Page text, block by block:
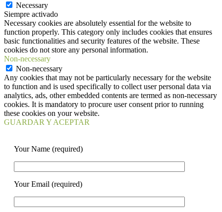
Necessary
Siempre activado
Necessary cookies are absolutely essential for the website to
function properly. This category only includes cookies that ensures
basic functionalities and security features of the website. These
cookies do not store any personal information.
Non-necessary
Non-necessary
Any cookies that may not be particularly necessary for the website
to function and is used specifically to collect user personal data via
analytics, ads, other embedded contents are termed as non-necessary
cookies. It is mandatory to procure user consent prior to running
these cookies on your website.
GUARDAR Y ACEPTAR
Your Name (required)
Your Email (required)